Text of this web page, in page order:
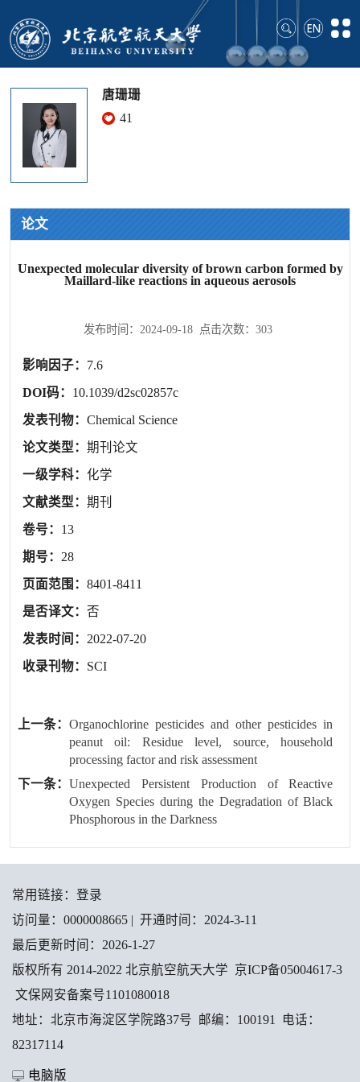
唐珊珊
41
论文
Unexpected molecular diversity of brown carbon formed by
Maillard-like reactions in aqueous aerosols
发布时间：2024-09-18 点击次数： 303
影响因子： 7.6
DOI码： 10.1039/d2sc02857c
发表刊物：Chemical Science
论文类型：期刊论文
一级学科：化学
文献类型：期刊
卷号： 13
期号： 28
页面范围：8401-8411
是否译文：否
发表时间： 2022-07-20
收录刊物： SCI
上一条： Organochlorine pesticides and other pesticides in
peanut oil: Residue level, source, household
processing factor and risk assessment
下一条： Unexpected Persistent Production of Reactive
Oxygen Species during the Degradation of Black
Phosphorous in the Darkness
常用链接： 登录
访问量： 0000008665| 开通时间： 2024-3-11
最后更新时间： 2026-1-27
版权所有 2014-2022 北京航空航天大学 京ICP备05004617-3
文保网安备案号1101080018
地址：北京市海淀区学院路37号 邮编：100191 电话：
82317114
电脑版